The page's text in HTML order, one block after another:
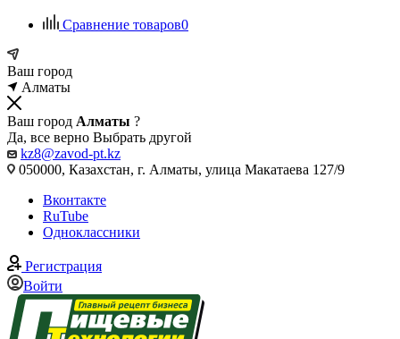
Сравнение товаров0
Ваш город
Алматы
Ваш город Алматы ?
Да, все верно Выбрать другой
kz8@zavod-pt.kz
050000, Казахстан, г. Алматы, улица Макатаева 127/9
Вконтакте
RuTube
Одноклассники
Регистрация
Войти